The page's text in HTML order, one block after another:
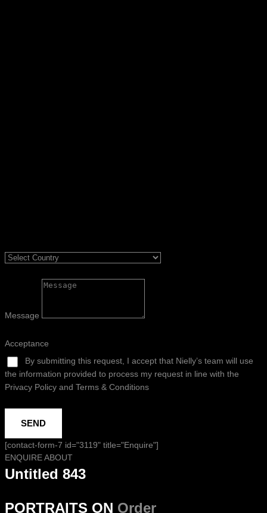
Message
Acceptance
By submitting this request, I accept that Nielly’s team will use
the information provided to process my request in line with the
Privacy Policy and Terms & Conditions
SEND
[contact-form-7 id="3119" title="Enquire"]
ENQUIRE ABOUT
Untitled 843
PORTRAITS ON Order